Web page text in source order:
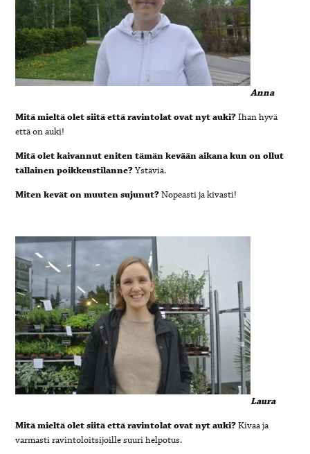
Anna
Mitä mieltä olet siitä että ravintolat ovat nyt auki?Ihan hyvä
että on auki!
Mitä olet kaivannut eniten tämän kevään aikana kun on ollut
tällainen poikkeustilanne?Ystäviä.
Miten kevät on muuten sujunut?Nopeasti ja kivasti!
Laura
Mitä mieltä olet siitä että ravintolat ovat nyt auki?Kivaa ja
varmasti ravintoloitsijoille suuri helpotus.